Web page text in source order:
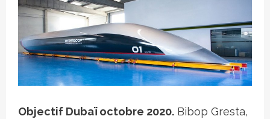
Crédit photo
Objectif Dubaï octobre 2020. Bibop Gresta,